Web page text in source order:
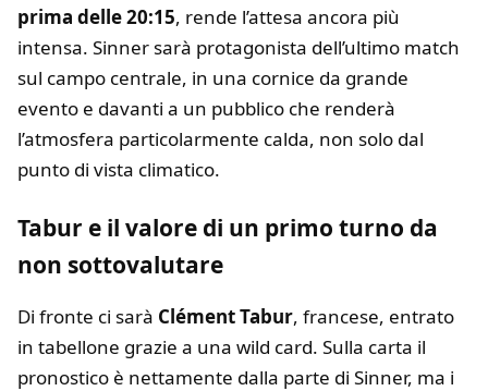
prima delle 20:15, rende l’attesa ancora più
intensa. Sinner sarà protagonista dell’ultimo match
sul campo centrale, in una cornice da grande
evento e davanti a un pubblico che renderà
l’atmosfera particolarmente calda, non solo dal
punto di vista climatico.
Tabur e il valore di un primo turno da
non sottovalutare
Di fronte ci sarà Clément Tabur, francese, entrato
in tabellone grazie a una wild card. Sulla carta il
pronostico è nettamente dalla parte di Sinner, ma i